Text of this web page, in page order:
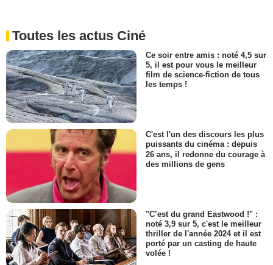
Toutes les actus Ciné
Ce soir entre amis : noté 4,5 sur
5, il est pour vous le meilleur
film de science-fiction de tous
les temps !
C'est l'un des discours les plus
puissants du cinéma : depuis
26 ans, il redonne du courage à
des millions de gens
"C’est du grand Eastwood !" :
noté 3,9 sur 5, c'est le meilleur
thriller de l'année 2024 et il est
porté par un casting de haute
volée !